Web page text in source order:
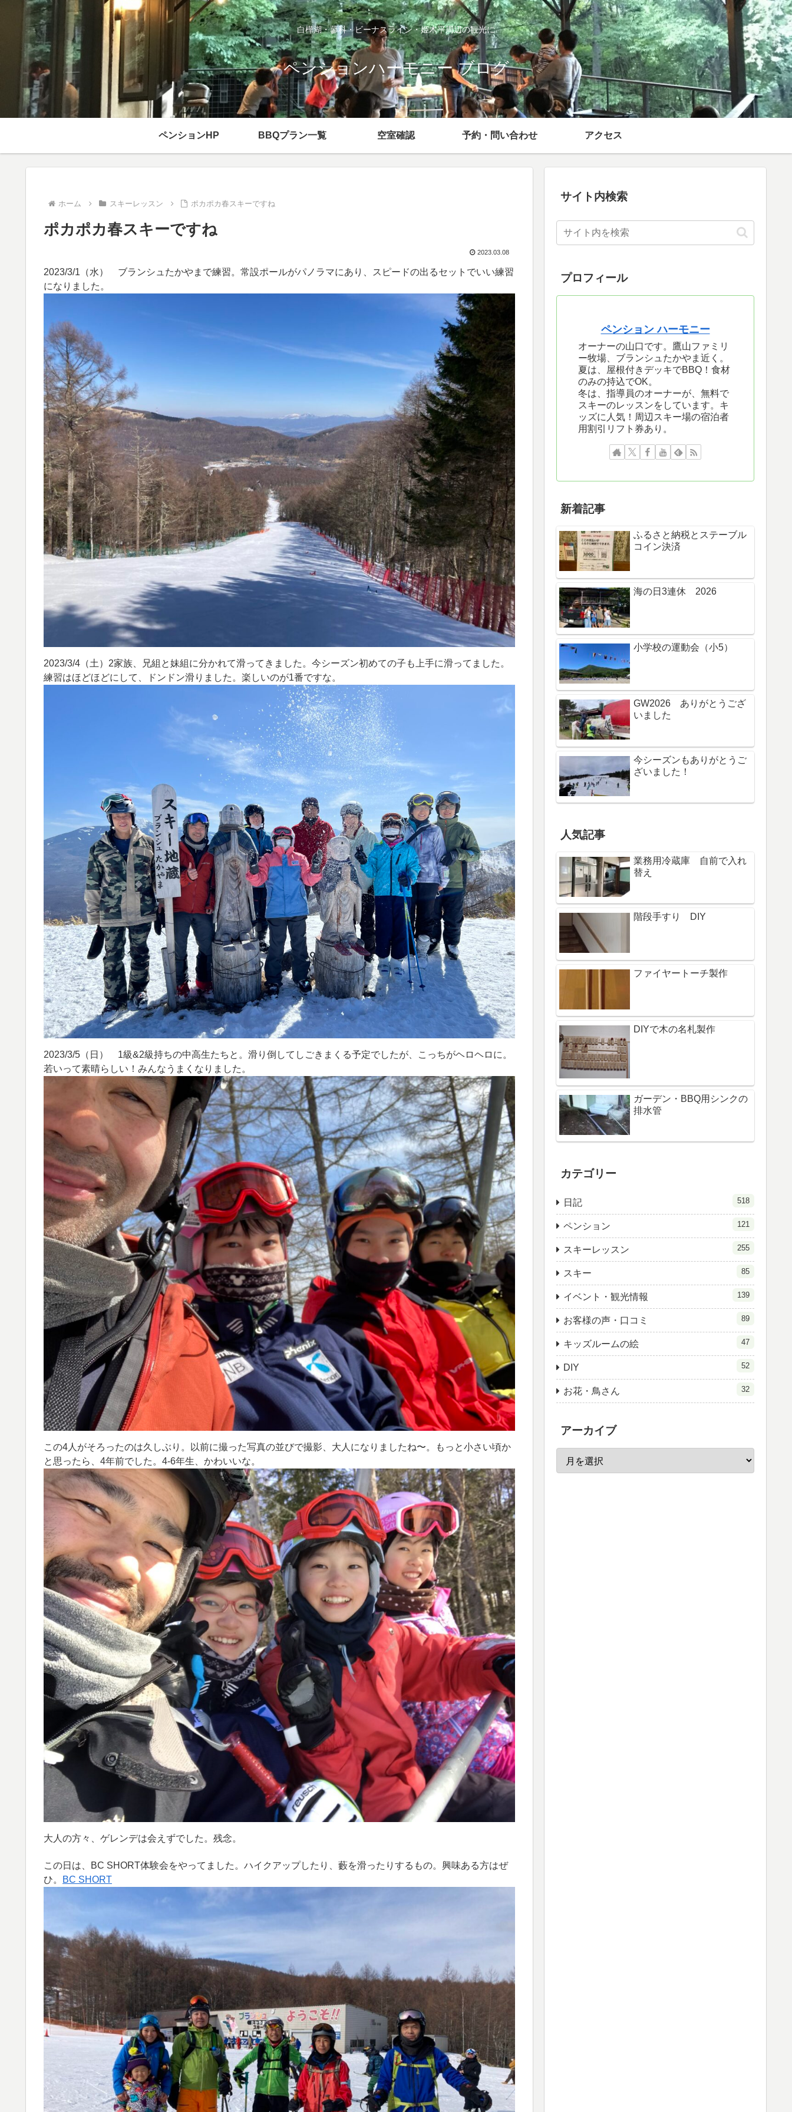
白樺湖・蓼科・ビーナスライン・姫木平周辺の観光に
ペンションハーモニー ブログ
ペンションHP BBQプラン一覧 空室確認 予約・問い合わせ アクセス
ホーム スキーレッスン ポカポカ春スキーですね
ポカポカ春スキーですね
2023.03.08
2023/3/1（水） ブランシュたかやまで練習。常設ポールがパノラマにあり、スピードの出るセットでいい練習
になりました。
2023/3/4（土）2家族、兄組と妹組に分かれて滑ってきました。今シーズン初めての子も上手に滑ってました。
練習はほどほどにして、ドンドン滑りました。楽しいのが1番ですな。
2023/3/5（日） 1級&2級持ちの中高生たちと。滑り倒してしごきまくる予定でしたが、こっちがヘロヘロに。
若いって素晴らしい！みんなうまくなりました。
この4人がそろったのは久しぶり。以前に撮った写真の並びで撮影、大人になりましたね〜。もっと小さい頃か
と思ったら、4年前でした。4-6年生、かわいいな。
大人の方々、ゲレンデは会えずでした。残念。
この日は、BC SHORT体験会をやってました。ハイクアップしたり、藪を滑ったりするもの。興味ある方はぜ
ひ。
BC SHORT
サイト内検索
プロフィール
ペンション ハーモニー
オーナーの山口です。鷹山ファミリ
ー牧場、ブランシュたかやま近く。
夏は、屋根付きデッキでBBQ！食材
のみの持込でOK。
冬は、指導員のオーナーが、無料で
スキーのレッスンをしています。キ
ッズに人気！周辺スキー場の宿泊者
用割引リフト券あり。
新着記事
ふるさと納税とステーブル
コイン決済
海の日3連休 2026
小学校の運動会（小5）
GW2026 ありがとうござ
いました
今シーズンもありがとうご
ざいました！
人気記事
業務用冷蔵庫 自前で入れ
替え
階段手すり DIY
ファイヤートーチ製作
DIYで木の名札製作
ガーデン・BBQ用シンクの
排水管
カテゴリー
日記 518
ペンション 121
スキーレッスン 255
スキー 85
イベント・観光情報 139
お客様の声・口コミ 89
キッズルームの絵 47
DIY 52
お花・鳥さん 32
アーカイブ